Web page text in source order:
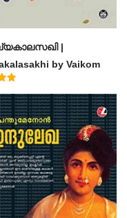
|
by Vaikom
Basheer
5